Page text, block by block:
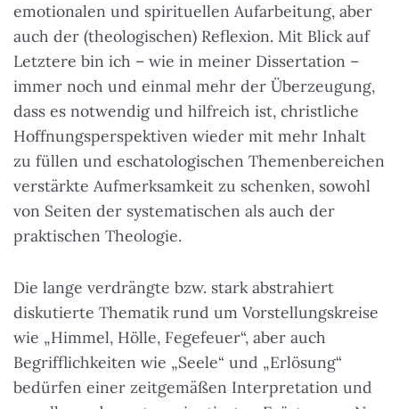
emotionalen und spirituellen Aufarbeitung, aber
auch der (theologischen) Reflexion. Mit Blick auf
Letztere bin ich – wie in meiner Dissertation –
immer noch und einmal mehr der Überzeugung,
dass es notwendig und hilfreich ist, christliche
Hoffnungsperspektiven wieder mit mehr Inhalt
zu füllen und eschatologischen Themenbereichen
verstärkte Aufmerksamkeit zu schenken, sowohl
von Seiten der systematischen als auch der
praktischen Theologie.
Die lange verdrängte bzw. stark abstrahiert
diskutierte Thematik rund um Vorstellungskreise
wie „Himmel, Hölle, Fegefeuer“, aber auch
Begrifflichkeiten wie „Seele“ und „Erlösung“
bedürfen einer zeitgemäßen Interpretation und